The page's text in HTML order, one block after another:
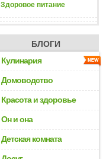
Здоровое питание
БЛОГИ
Кулинария
Домоводство
Красота и здоровье
Он и она
Детская комната